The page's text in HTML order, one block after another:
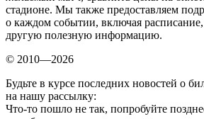
стадионе. Мы также предоставляем
о каждом событии, включая
другую полезную информацию.
© 2010—2026
Будьте в курсе последних новостей о
на нашу рассылку:
Что-то пошло не так, попробуйте